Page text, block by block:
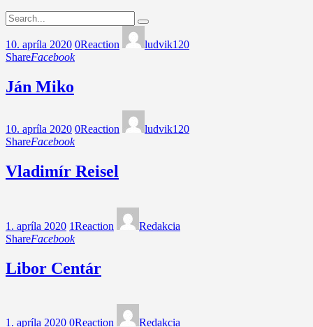
10. apríla 2020 0Reaction
ludvik120
ShareFacebook
Ján Miko
10. apríla 2020 0Reaction
ludvik120
ShareFacebook
Vladimír Reisel
1. apríla 2020 1Reaction
Redakcia
ShareFacebook
Libor Centár
1. apríla 2020 0Reaction
Redakcia